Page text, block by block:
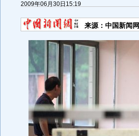
2009年06月30日15:19
来源： 中国新闻网